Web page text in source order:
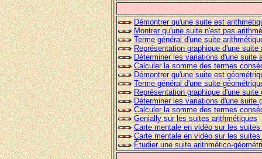
Démontrer qu'une suite est
Montrer qu'une suite n'est pas
Terme général d'une suite
Représentation graphique d'une suite
Déterminer les variations d'une suite
Calculer la somme des termes
Démontrer qu'une suite est
Terme général d'une suite
Représentation graphique d'une suite
Déterminer les variations d'une suite
Calculer la somme des termes
Genially sur les suites arithmétiques
Carte mentale en vidéosur les suites
Carte mentale en vidéosur les suites
Étudier une suite arithmético-